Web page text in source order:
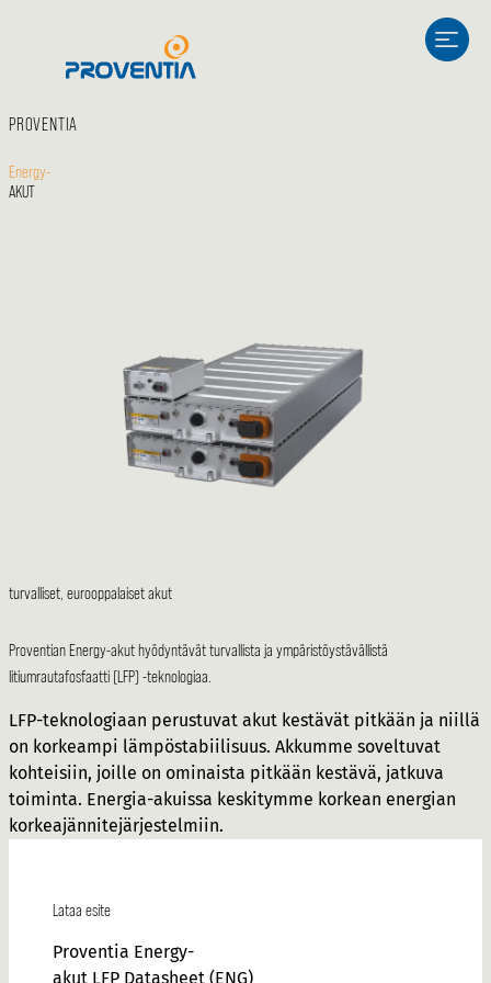
PROVENTIA
Energy-
AKUT
turvalliset, eurooppalaiset akut
Proventian Energy-akut hyödyntävät turvallista ja ympäristöystävällistä
litiumrautafosfaatti (LFP) -teknologiaa.
LFP-teknologiaan perustuvat akut kestävät pitkään ja niillä
on korkeampi lämpöstabiilisuus. Akkumme soveltuvat
kohteisiin, joille on ominaista pitkään kestävä, jatkuva
toiminta. Energia-akuissa keskitymme korkean energian
korkeajännitejärjestelmiin.
Lataa esite
Proventia Energy-
akut LFP Datasheet (ENG)